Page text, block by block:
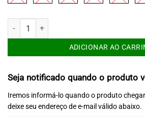
Bota de Treino Feminina Preto/Preto Minha
ADICIONAR AO
Seja notificado quando o produto
Iremos informá-lo quando o produto
deixe seu endereço de e-mail válido abaixo.